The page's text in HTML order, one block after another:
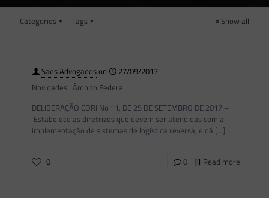
Categories Tags Show all
Saes Advogadoson
27/09/2017
Novidades | Âmbito Federal
DELIBERAÇÃO CORI No 11, DE 25 DE SETEMBRO DE 2017 –
Estabelece as diretrizes que devem ser atendidas com a
implementação de sistemas de logística reversa, e dá […]
0 0 Read more